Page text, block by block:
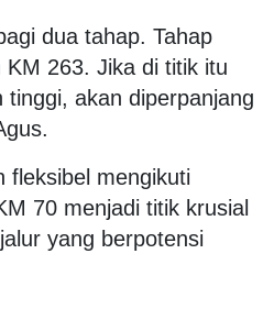
dua tahap. Tahap
263. Jika di titik itu
tinggi, akan diperpanjang
fleksibel mengikuti
70 menjadi titik krusial
yang berpotensi